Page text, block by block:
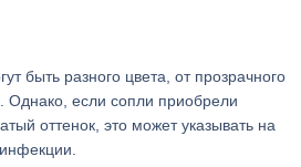
быть разного цвета, от прозрачного
Однако, если сопли приобрели
оттенок, это может указывать на